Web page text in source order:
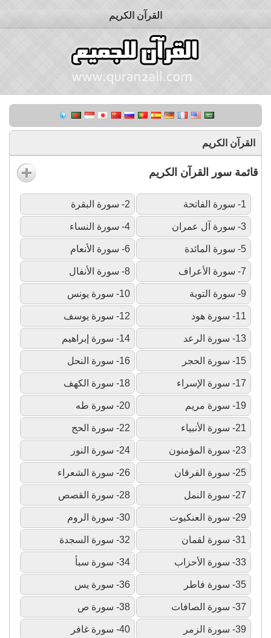
القرآن الكريم
القرآن الكريم
قائمة سور القرآن الكريم
1- سورة الفاتحة 2- سورة البقرة
3- سورة آل عمران 4- سورة النساء
5- سورة المائدة 6- سورة الأنعام
7- سورة الأعراف 8- سورة الأنفال
9- سورة التوبة 10- سورة يونس
11- سورة هود 12- سورة يوسف
13- سورة الرعد 14- سورة إبراهيم
15- سورة الحجر 16- سورة النحل
17- سورة الإسراء 18- سورة الكهف
19- سورة مريم 20- سورة طه
21- سورة الأنبياء 22- سورة الحج
23- سورة المؤمنون 24- سورة النور
25- سورة الفرقان 26- سورة الشعراء
27- سورة النمل 28- سورة القصص
29- سورة العنكبوت 30- سورة الروم
31- سورة لقمان 32- سورة السجدة
33- سورة الأحزاب 34- سورة سبأ
35- سورة فاطر 36- سورة يس
37- سورة الصافات 38- سورة ص
39- سورة الزمر 40- سورة غافر